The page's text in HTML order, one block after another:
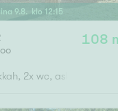
9.8. klo 12:15
108
2x wc, askartelutila,